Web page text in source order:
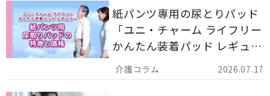
2026.07.17
紙パンツ専用の尿とりパッド
「ユニ・チャーム ライフリー
かんたん装着パッド レギュラ
ー 計162枚」について解説し
ます。